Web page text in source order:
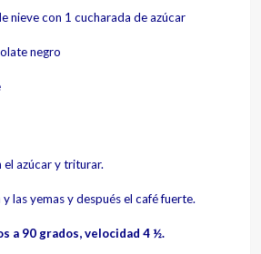
nievecon 1 cucharada de azúcar
negro
azúcar y triturar.
las yemas y después el café fuerte.
a 90 grados, velocidad 4 ½.